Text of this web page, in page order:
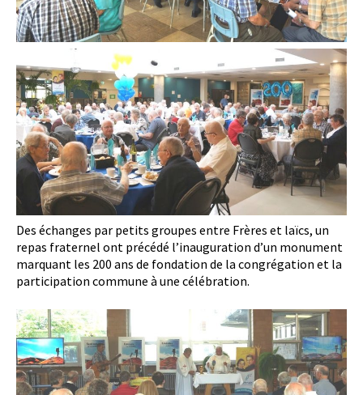
Des échanges par petits groupes entre Frères et laïcs, un
repas fraternel ont précédé l’inauguration d’un monument
marquant les 200 ans de fondation de la congrégation et la
participation commune à une célébration.